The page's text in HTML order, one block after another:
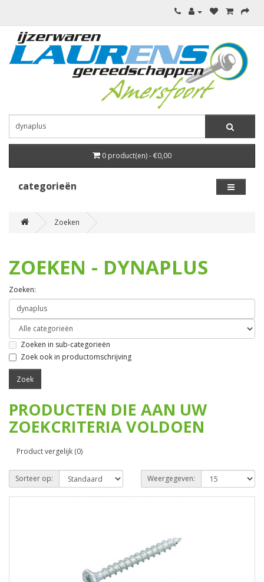
0 product(en) - €0,00
categorieën
Zoeken
ZOEKEN - DYNAPLUS
Zoeken:
Zoeken in sub-categorieën
Zoek ook in productomschrijving
PRODUCTEN DIE AAN UW
ZOEKCRITERIA VOLDOEN
Product vergelijk (0)
Sorteer op: Weergegeven: